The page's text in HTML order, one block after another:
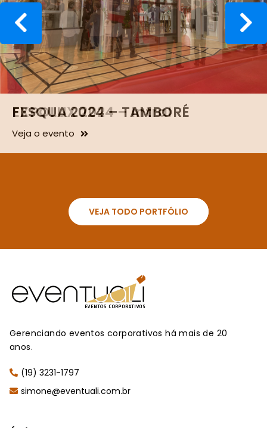
FESQUA 2024 – TAMBORÉ
Veja o evento
VEJA TODO PORTFÓLIO
Gerenciando eventos corporativos há mais de 20
anos.
(19) 3231-1797
simone@eventuali.com.br